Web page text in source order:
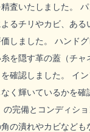
査いたしました。
るチリやカビ、あ
しました。 ハンド
を隠す革の蓋（チ
確認しました。 イ
く輝いているかを
完備とコンディシ
の潰れやカビなど